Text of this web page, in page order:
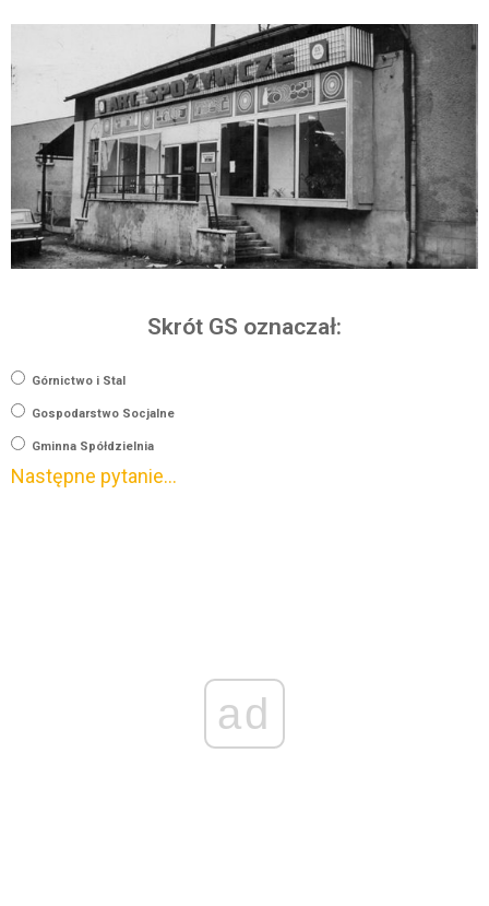
Skrót GS oznaczał:
Górnictwo i Stal
Gospodarstwo Socjalne
Gminna Spółdzielnia
Następne pytanie…
ad